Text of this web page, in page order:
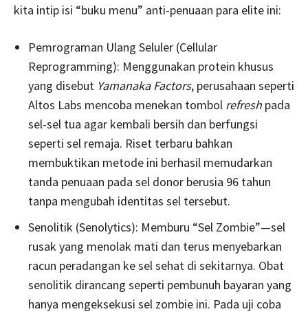
kita intip isi “buku menu” anti-penuaan para elite ini:
Pemrograman Ulang Seluler (Cellular
Reprogramming): Menggunakan protein khusus
yang disebut Yamanaka Factors, perusahaan seperti
Altos Labs mencoba menekan tombol refresh pada
sel-sel tua agar kembali bersih dan berfungsi
seperti sel remaja. Riset terbaru bahkan
membuktikan metode ini berhasil memudarkan
tanda penuaan pada sel donor berusia 96 tahun
tanpa mengubah identitas sel tersebut.
Senolitik (Senolytics): Memburu “Sel Zombie”—sel
rusak yang menolak mati dan terus menyebarkan
racun peradangan ke sel sehat di sekitarnya. Obat
senolitik dirancang seperti pembunuh bayaran yang
hanya mengeksekusi sel zombie ini. Pada uji coba